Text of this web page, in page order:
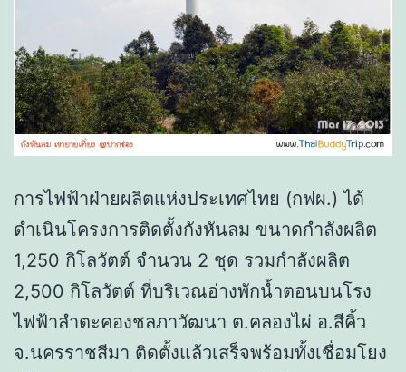
การไฟฟ้าฝ่ายผลิตแห่งประเทศไทย (กฟผ.) ได้
ดำเนินโครงการติดตั้งกังหันลม ขนาดกำลังผลิต
1,250 กิโลวัตต์ จำนวน 2 ชุด รวมกำลังผลิต
2,500 กิโลวัตต์ ที่บริเวณอ่างพักน้ำตอนบนโรง
ไฟฟ้าลำตะคองชลภาวัฒนา ต.คลองไผ่ อ.สีคิ้ว
จ.นครราชสีมา ติดตั้งแล้วเสร็จพร้อมทั้งเชื่อมโยง